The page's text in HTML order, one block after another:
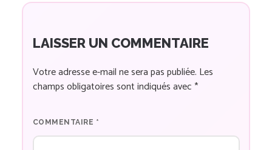
LAISSER UN COMMENTAIRE
Votre adresse e-mail ne sera pas publiée. Les
champs obligatoires sont indiqués avec *
COMMENTAIRE *